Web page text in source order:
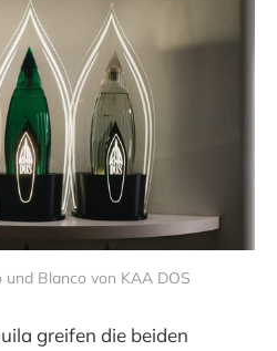
und Blanco von KAA DOS
greifen die beiden